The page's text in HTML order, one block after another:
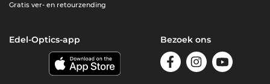
Gratis ver- en retourzending
Edel-Optics-app Bezoek ons